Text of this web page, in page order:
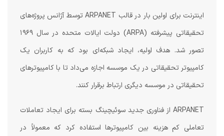
اینترنت برای اولین بار در قالب ARPANET توسط آژانس پروژه‌های
تحقیقاتی پیشرفته (ARPA) دولت ایالات متحده در سال ۱۹۶۹
تصور شد. هدف اولیه، ایجاد شبکه‌ای بود که به کاربران یک
کامپیوتر تحقیقاتی در یک موسسه اجازه می‌داد تا با کامپیوترهای
تحقیقاتی در موسسه دیگری ارتباط برقرار کنند.
ARPANET از فناوری جدید سوئیچینگ بسته برای ایجاد تعاملات
تعاملی کم هزینه بین کامپیوترها استفاده کرد که معمولاً در